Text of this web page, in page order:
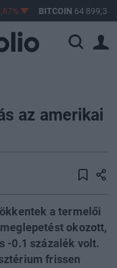
BITCOIN 64 899,38
az amerikai
a termelői
okozott,
-0.1 százalék volt.
frissen